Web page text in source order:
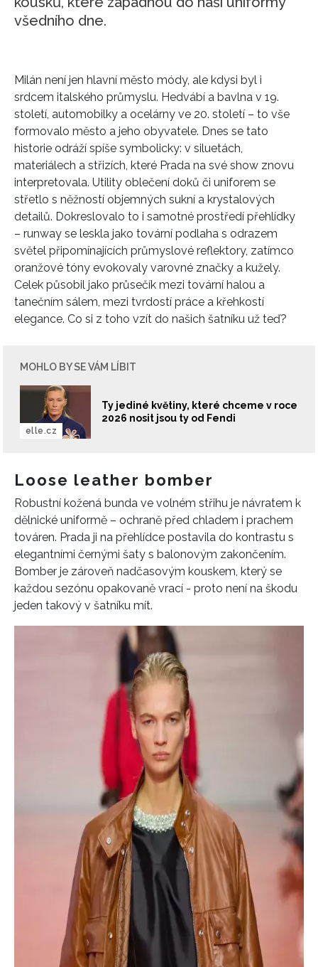
všedního dne.
Milán není jen hlavní město módy, ale kdysi byl i
srdcem italského průmyslu. Hedvábí a bavlna v 19.
století, automobilky a ocelárny ve 20. století – to vše
formovalo město a jeho obyvatele. Dnes se tato
historie odráží spíše symbolicky: v siluetách,
materiálech a střizích, které Prada na své show znovu
interpretovala. Utility oblečení doků či uniforem se
střetlo s něžností objemných sukní a krystalových
detailů. Dokreslovalo to i samotné prostředí přehlídky
– runway se leskla jako tovární podlaha s odrazem
světel připomínajících průmyslové reflektory, zatímco
oranžové tóny evokovaly varovné značky a kužely.
Celek působil jako průsečík mezi tovární halou a
tanečním sálem, mezi tvrdostí práce a křehkostí
elegance. Co si z toho vzít do našich šatníku už teď?
MOHLO BY SE VÁM LÍBIT
Ty jediné květiny, které chceme v roce
2026 nosit jsou ty od Fendi
elle.cz
Loose leather bomber
Robustní kožená bunda ve volném střihu je návratem k
dělnické uniformě – ochraně před chladem i prachem
továren. Prada ji na přehlídce postavila do kontrastu s
elegantními černými šaty s balonovým zakončením.
Bomber je zároveň nadčasovým kouskem, který se
každou sezónu opakovaně vrací - proto není na škodu
jeden takový v šatníku mít.